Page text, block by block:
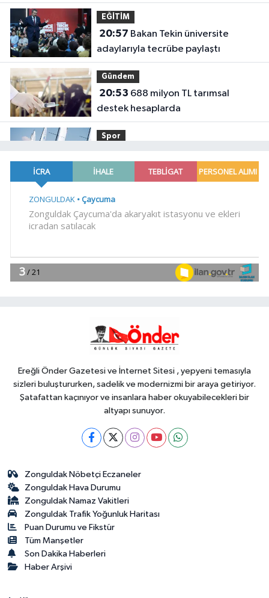
EĞİTİM
20:57
adaylarıyla tecrübe paylaştı
Gündem
20:53
destek hesaplarda
Spor
mücadelesi ilk günde nefes kesti
18:55Bursa'da tarihi eser
18:45
girişimcilere yeni kapılar açıyor
Ereğli Önder Gazetesi ve İnternet Sitesi , yepyeni temasıyla
sizleri buluştururken, sadelik ve modernizmi bir araya getiriyor.
Şatafattan kaçınıyor ve insanlara haber okuyabilecekleri bir
altyapı sunuyor.
Zonguldak Nöbetçi Eczaneler
Zonguldak Hava Durumu
Zonguldak Namaz Vakitleri
Zonguldak Trafik Yoğunluk Haritası
Puan Durumu ve Fikstür
Tüm Manşetler
Son Dakika Haberleri
Haber Arşivi